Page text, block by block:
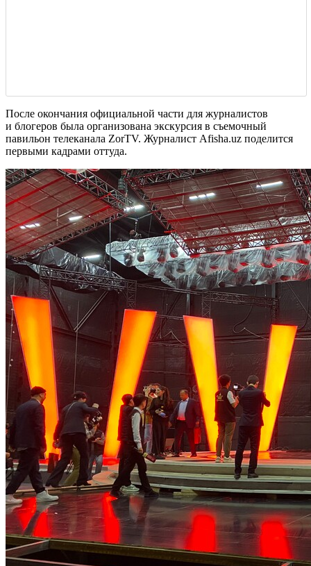
После окончания официальной части для журналистов
и блогеров была организована экскурсия в съемочный
павильон телеканала ZorTV. Журналист Afisha.uz поделится
первыми кадрами оттуда.